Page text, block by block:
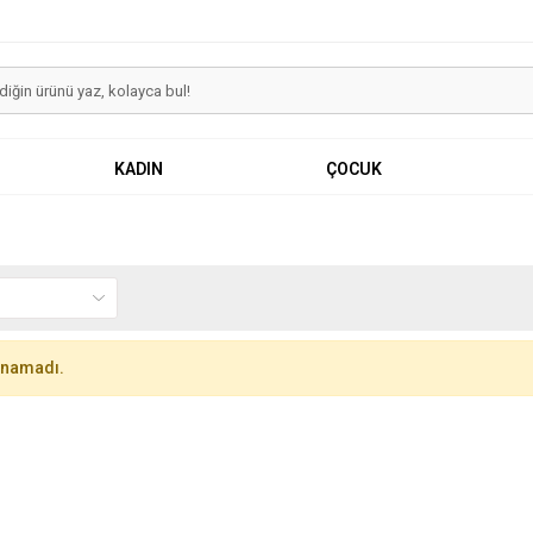
KADIN ÇOCUK